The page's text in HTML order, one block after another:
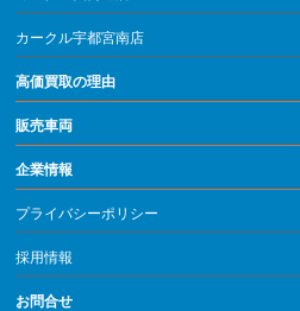
カークル宇都宮南店
高価買取の理由
販売車両
企業情報
プライバシーポリシー
採用情報
お問合せ